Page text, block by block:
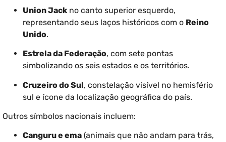
Union Jack no canto superior esquerdo,
representando seus laços históricos com o Reino
Unido.
Estrela da Federação, com sete pontas
simbolizando os seis estados e os territórios.
Cruzeiro do Sul, constelação visível no hemisfério
sul e ícone da localização geográfica do país.
Outros símbolos nacionais incluem:
Canguru e ema (animais que não andam para trás,